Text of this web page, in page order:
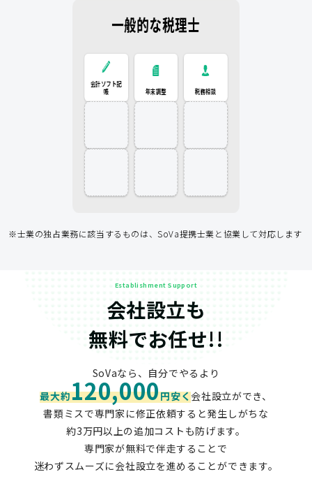
一般的な税理士
会計ソフト記
帳 年末調整 税務相談
税務相談
※士業の独占業務に該当するものは、SoVa提携士業と協業して対応します
Establishment Support
会社設立も
無料でお任せ!!
SoVaなら、自分でやるより
最大約120,000円安く会社設立ができ、
書類ミスで専門家に修正依頼すると発生しがちな
約3万円以上の追加コストも防げます。
専門家が無料で伴走することで
迷わずスムーズに会社設立を進めることができます。